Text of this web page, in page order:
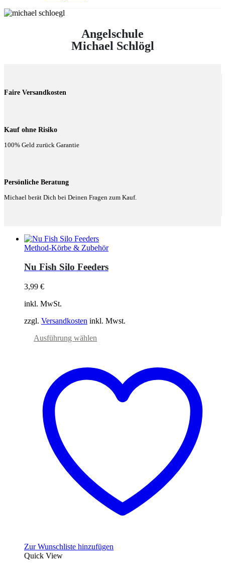
Angelschule
Michael Schlögl
Faire Versandkosten
Kauf ohne Risiko
100% Geld zurück Garantie
Persönliche Beratung
Michael berät Dich bei Deinen Fragen zum Kauf.
Method-Körbe & Zubehör
Nu Fish Silo Feeders
3,99 €
inkl. MwSt.
zzgl. Versandkosten inkl. Mwst.
Ausführung wählen
Varianten
auf.
Die
Optionen
Zur Wunschliste hinzufügen
Quick View